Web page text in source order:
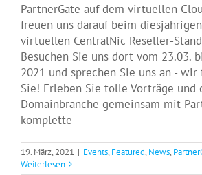
PartnerGate auf dem virtuellen
freuen uns darauf beim
virtuellen CentralNic Reseller-
Besuchen Sie uns dort vom 23.03.
2021 und sprechen Sie uns an - wir
Sie! Erleben Sie tolle Vorträge und
Domainbranche gemeinsam mit
komplette
19. März, 2021 | Events, Featured, News,
Weiterlesen